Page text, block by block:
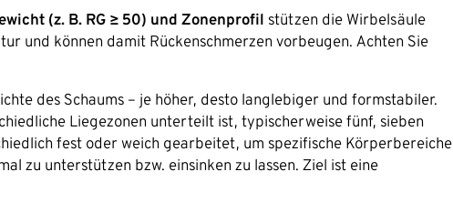
(z. B. RG ≥ 50) und Zonenprofil stützen die Wirbelsäule
und können damit Rückenschmerzen vorbeugen. Achten Sie
des Schaums – je höher, desto langlebiger und formstabiler.
Liegezonen unterteilt ist, typischerweise fünf, sieben
fest oder weich gearbeitet, um spezifische Körperbereiche
zu unterstützen bzw. einsinken zu lassen. Ziel ist eine